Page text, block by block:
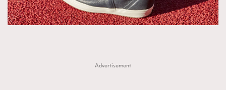
Advertisement